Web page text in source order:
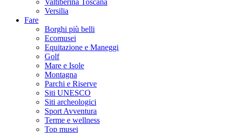
Valtiberina Toscana
Versilia
Fare
Borghi più belli
Ecomusei
Equitazione e Maneggi
Golf
Mare e Isole
Montagna
Parchi e Riserve
Siti UNESCO
Siti archeologici
Sport Avventura
Terme e wellness
Top musei